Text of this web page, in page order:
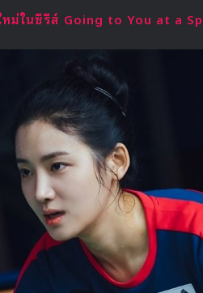
หม่ในซีรีส์ Going to You at a